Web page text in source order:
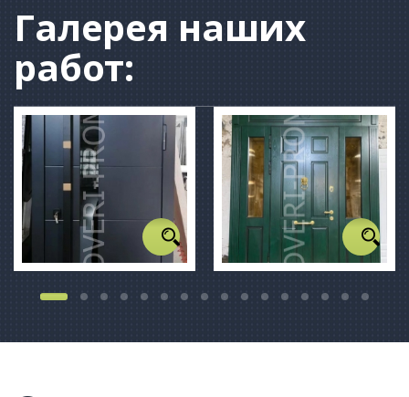
Галерея наших
работ: